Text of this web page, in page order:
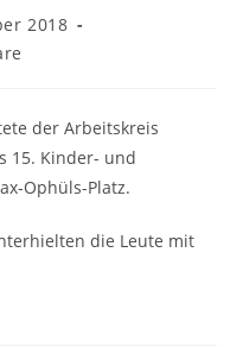
2018
der Arbeitskreis
15. Kinder- und
Ophüls-Platz.
die Leute mit